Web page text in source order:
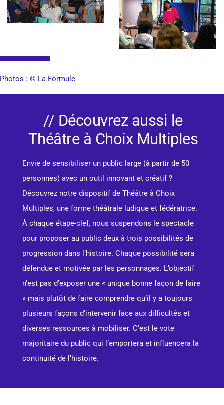
Photos : © La Formule
// Découvrez aussi le
Théâtre à Choix Multiples
Envie de sensibiliser un public large (à partir de 50
personnes) avec un outil innovant et créatif ?
Découvrez notre dispositif de Théâtre à Choix
Multiples, une forme théâtrale ludique et fédératrice.
À chaque étape-clef, nous suspendons le spectacle
pour proposer au public deux à trois possibilités de
progression dans l’histoire. Chaque possibilité sera
défendue et motivée par les personnages. L’objectif
n’est pas d’exposer une « unique bonne façon de faire
» mais plutôt de faire comprendre qu’il y a toujours
plusieurs façons d’intervenir face aux difficultés et
diverses ressources à mobiliser. C’est le vote
majoritaire du public qui l’emportera et influencera la
continuité de l’histoire.